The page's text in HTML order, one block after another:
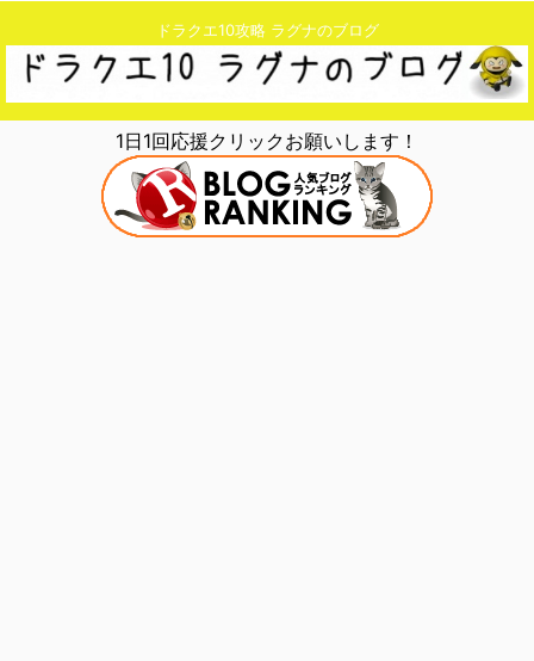
ドラクエ10攻略 ラグナのブログ
1日1回応援クリックお願いします！